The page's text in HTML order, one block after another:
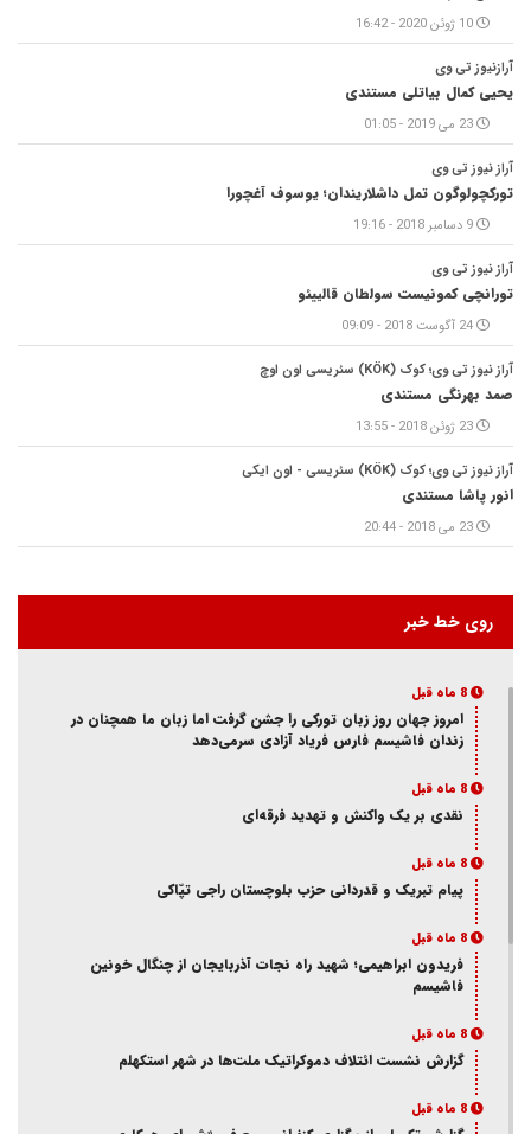
10 ژوئن 2020 - 16:42
آرازنیوز تی وی
یحیی کمال بیاتلی مستندی
23 می 2019 - 01:05
آراز نیوز تی وی
تورکچولوگون تمل داشلاریندان؛ یوسوف آغچورا
9 دسامبر 2018 - 19:16
آراز نیوز تی وی
تورانچی کمونیست سولطان قالییئو
24 آگوست 2018 - 09:09
آراز نیوز تی وی؛ کوک (KÖK) سئریسی اون اوچ
صمد بهرنگی مستندی
23 ژوئن 2018 - 13:55
آراز نیوز تی وی؛ کوک (KÖK) سئریسی - اون ایکی
انور پاشا مستندی
23 می 2018 - 20:44
روی خط خبر
8 ماه قبل
امروز جهان روز زبان تورکی را جشن گرفت اما زبان ما همچنان در
زندان فاشیسم فارس فریاد آزادی سر‌می‌دهد
8 ماه قبل
نقدی بر یک واکنش و‌ تهدید فرقه‌ای
8 ماه قبل
پیام تبریک و قدردانی حزب بلوچستان راجی تپّاکی
8 ماه قبل
فریدون ابراهیمی؛ شهید راه نجات آذربایجان از چنگال خونین
فاشیسم
8 ماه قبل
گزارش نشست ائتلاف دموکراتیک ملت‌ها در شهر استکهلم
8 ماه قبل